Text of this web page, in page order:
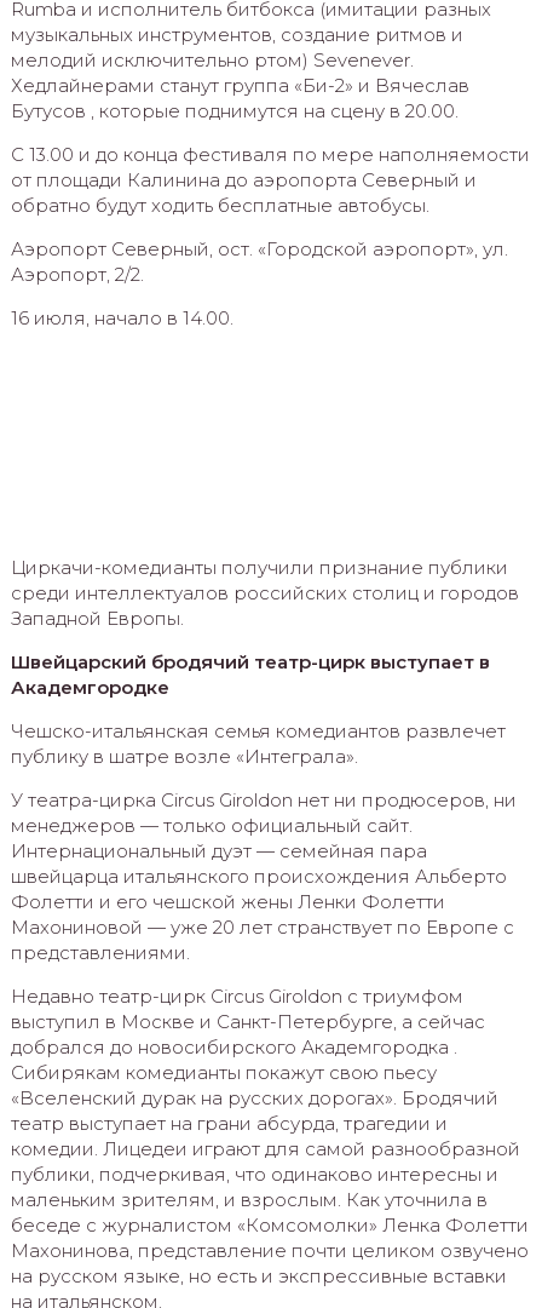
Rumba и исполнитель битбокса (имитации разных
музыкальных инструментов, создание ритмов и
мелодий исключительно ртом) Sevenever.
Хедлайнерами станут группа «Би-2» и Вячеслав
Бутусов , которые поднимутся на сцену в 20.00.
С 13.00 и до конца фестиваля по мере наполняемости
от площади Калинина до аэропорта Северный и
обратно будут ходить бесплатные автобусы.
Аэропорт Северный, ост. «Городской аэропорт», ул.
Аэропорт, 2/2.
16 июля, начало в 14.00.
Циркачи-комедианты получили признание публики
среди интеллектуалов российских столиц и городов
Западной Европы.
Швейцарский бродячий театр-цирк выступает в
Академгородке
Чешско-итальянская семья комедиантов развлечет
публику в шатре возле «Интеграла».
У театра-цирка Circus Giroldon нет ни продюсеров, ни
менеджеров — только официальный сайт.
Интернациональный дуэт — семейная пара
швейцарца итальянского происхождения Альберто
Фолетти и его чешской жены Ленки Фолетти
Махониновой — уже 20 лет странствует по Европе с
представлениями.
Недавно театр-цирк Circus Giroldon с триумфом
выступил в Москве и Санкт-Петербурге, а сейчас
добрался до новосибирского Академгородка .
Сибирякам комедианты покажут свою пьесу
«Вселенский дурак на русских дорогах». Бродячий
театр выступает на грани абсурда, трагедии и
комедии. Лицедеи играют для самой разнообразной
публики, подчеркивая, что одинаково интересны и
маленьким зрителям, и взрослым. Как уточнила в
беседе с журналистом «Комсомолки» Ленка Фолетти
Махонинова, представление почти целиком озвучено
на русском языке, но есть и экспрессивные вставки
на итальянском.